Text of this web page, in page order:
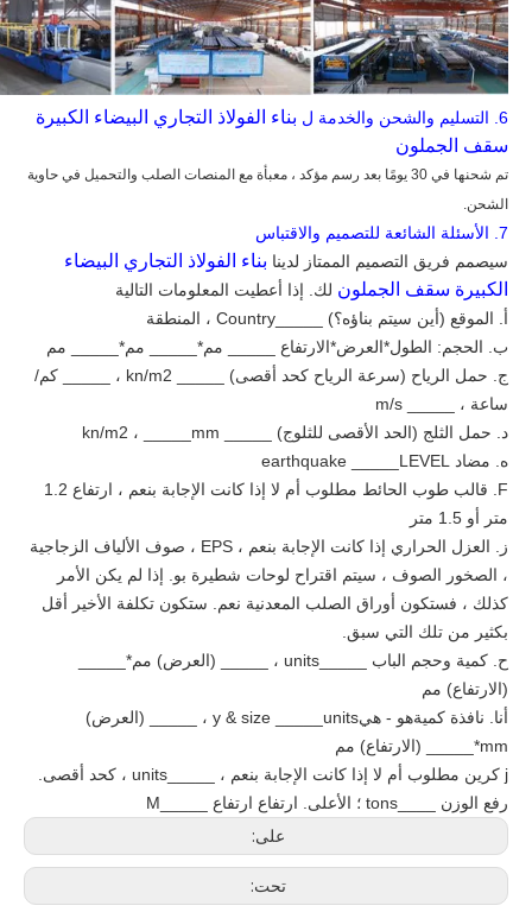
6. التسليم والشحن والخدمة ل بناء الفولاذ التجاري البيضاء الكبيرة
سقف الجملون
تم شحنها في 30 يومًا بعد رسم مؤكد ، معبأة مع المنصات الصلب والتحميل في حاوية
الشحن.
7. الأسئلة الشائعة للتصميم والاقتباس
سيصمم فريق التصميم الممتاز لدينا بناء الفولاذ التجاري البيضاء
الكبيرة سقف الجملون لك. إذا أعطيت المعلومات التالية
أ.
الموقع (أين سيتم بناؤه؟) _____Country ، المنطقة
ب.
الحجم: الطول*العرض*الارتفاع _____ مم*_____ مم*_____ مم
ج.
حمل الرياح (سرعة الرياح كحد أقصى) _____ kn/m2 ، _____ كم/
ساعة ، _____ m/s
د.
حمل الثلج (الحد الأقصى للثلوج) _____ kn/m2 ، _____mm
ه.
مضاد earthquake _____LEVEL
F.
قالب طوب
الحائط مطلوب أم لا إذا كانت الإجابة بنعم ، ارتفاع 1.2
متر أو 1.5 متر
ز.
العزل الحراري إذا كانت الإجابة بنعم ، EPS ، صوف الألياف الزجاجية
، الصخور الصوف ، سيتم اقتراح لوحات شطيرة بو. إذا لم يكن الأمر
كذلك ، فستكون أوراق الصلب المعدنية نعم
. ستكون تكلفة الأخير أقل
بكثير من تلك التي سبق.
ح.
كمية وحجم الباب _____units ، _____ (العرض) مم*_____
(الارتفاع) مم
أنا.
نافذة كميةهو - هي
y & size _____units ، _____ (العرض)
mm*_____ (الارتفاع) مم
j
كرين مطلوب أم لا إذا كانت الإجابة بنعم ، _____units ، كحد أقصى.
رفع الوزن ____tons ؛ الأعلى. ارتفاع ارتفاع _____M
على:
تحت: